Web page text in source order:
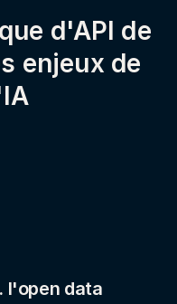
d'API de
enjeux de
l'open data